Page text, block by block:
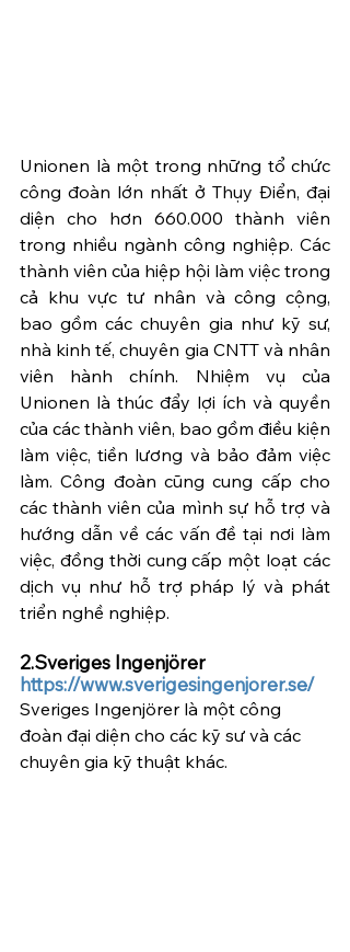
Unionen là một trong những tổ chức
công đoàn lớn nhất ở Thụy Điển, đại
diện cho hơn 660.000 thành viên
trong nhiều ngành công nghiệp. Các
thành viên của hiệp hội làm việc trong
cả khu vực tư nhân và công cộng,
bao gồm các chuyên gia như kỹ sư,
nhà kinh tế, chuyên gia CNTT và nhân
viên hành chính. Nhiệm vụ của
Unionen là thúc đẩy lợi ích và quyền
của các thành viên, bao gồm điều kiện
làm việc, tiền lương và bảo đảm việc
làm. Công đoàn cũng cung cấp cho
các thành viên của mình sự hỗ trợ và
hướng dẫn về các vấn đề tại nơi làm
việc, đồng thời cung cấp một loạt các
dịch vụ như hỗ trợ pháp lý và phát
triển nghề nghiệp.
2.Sveriges Ingenjörer
https://www.sverigesingenjorer.se/
Sveriges Ingenjörer là một công
đoàn đại diện cho các kỹ sư và các
chuyên gia kỹ thuật khác.